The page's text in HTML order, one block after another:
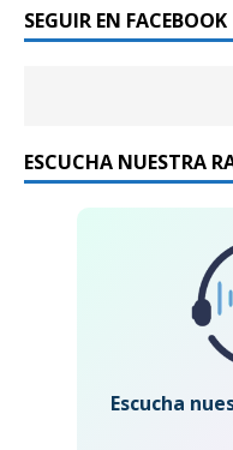
SEGUIR EN FACEBOOK
ESCUCHA NUESTRA
Escucha